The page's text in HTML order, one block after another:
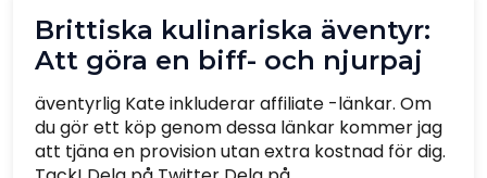
Brittiska kulinariska äventyr:
Att göra en biff- och njurpaj
äventyrlig Kate inkluderar affiliate -länkar. Om
du gör ett köp genom dessa länkar kommer jag
att tjäna en provision utan extra kostnad för dig.